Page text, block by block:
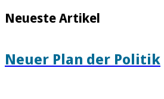
Neueste Artikel
Neuer Plan der Politik